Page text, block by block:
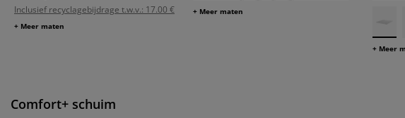
Inclusief recyclagebijdrage t.w.v.: 17.00 €
+ Meer maten
+ Meer maten
+ Meer
Comfort+ schuim